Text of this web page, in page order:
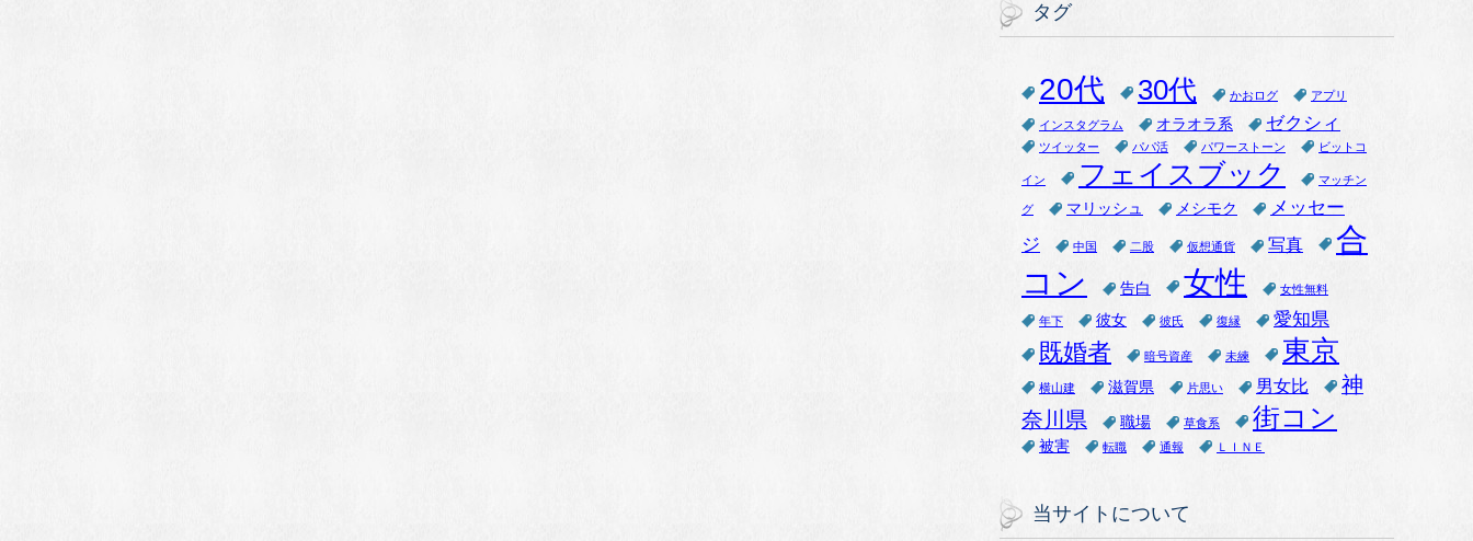
タグ
20代 30代 かおログ アプリ
インスタグラム オラオラ系 ゼクシィ
ツイッター パパ活 パワーストーン ビットコ
イン フェイスブック マッチン
グ マリッシュ メシモク
メッセー
ジ
中国 二股 仮想通貨 写真
合
コン
告白 女性 女性無料
年下 彼女 彼氏 復縁 愛知県
既婚者 暗号資産 未練 東京
横山建 滋賀県 片思い 男女比
神
奈川県
職場 草食系 街コン
被害 転職 通報 ＬＩＮＥ
当サイトについて